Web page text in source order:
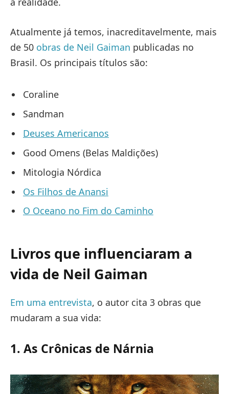
Atualmente já temos, inacreditavelmente, mais
de 50 obras de Neil Gaiman publicadas no
Brasil. Os principais títulos são:
Coraline
Sandman
Deuses Americanos
Good Omens (Belas Maldições)
Mitologia Nórdica
Os Filhos de Anansi
O Oceano no Fim do Caminho
Livros que influenciaram a
vida de Neil Gaiman
Em uma entrevista, o autor cita 3 obras que
mudaram a sua vida:
1. As Crônicas de Nárnia